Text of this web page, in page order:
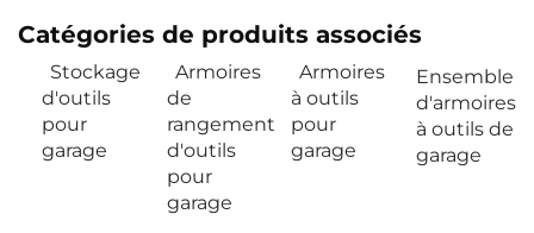
Catégories de produits associés
Stockage
d'outils
pour
garage
Armoires
de
rangement
d'outils
pour
garage
Armoires
à outils
pour
garage
Ensemble
d'armoires
à outils de
garage